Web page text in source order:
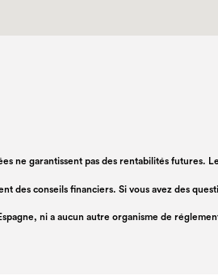
ne garantissent pas des rentabilités futures.
des conseils financiers. Si vous avez des
ni a aucun autre organisme de